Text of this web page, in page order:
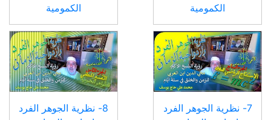
الكمومية
الكمومية
7- نظرية الجوهر الفرد
8- نظرية الجوهر الفرد